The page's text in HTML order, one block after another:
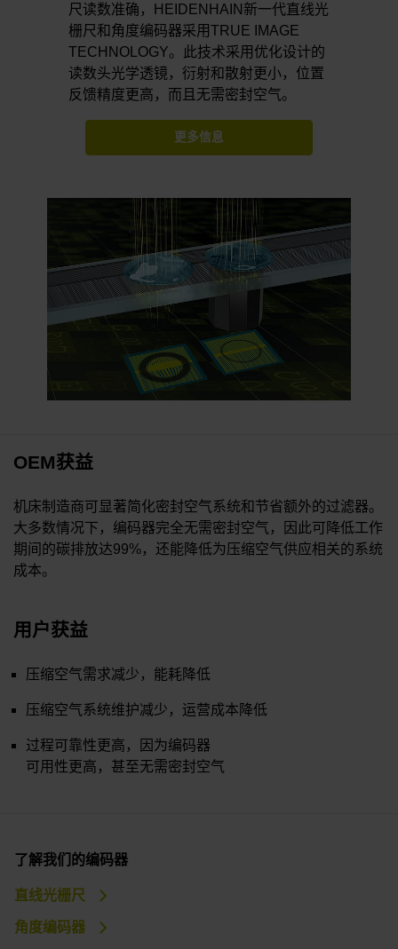
尺读数准确，HEIDENHAIN新一代直线光
栅尺和角度编码器采用TRUE IMAGE
TECHNOLOGY。此技术采用优化设计的
读数头光学透镜，衍射和散射更小，位置
反馈精度更高，而且无需密封空气。
更多信息
OEM获益
机床制造商可显著简化密封空气系统和节省额外的过滤器。
大多数情况下，编码器完全无需密封空气，因此可降低工作
期间的碳排放达99%，还能降低为压缩空气供应相关的系统
成本。
用户获益
压缩空气需求减少，能耗降低
压缩空气系统维护减少，运营成本降低
过程可靠性更高，因为编码器
可用性更高，甚至无需密封空气
了解我们的编码器
直线光栅尺
角度编码器